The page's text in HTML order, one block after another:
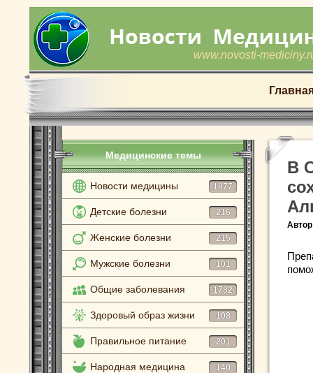
www.novosti-
Медицинские темы
Новости медицины 1877
Детские болезни 216
Женские болезни 215
Мужские болезни 101
Общие заболевания 1782
Здоровый образ жизни 108
Правильное питание 201
Народная медицина 140
В